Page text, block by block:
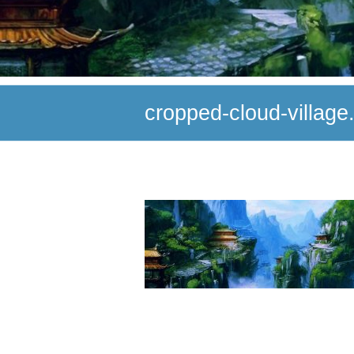
cropped-cloud-